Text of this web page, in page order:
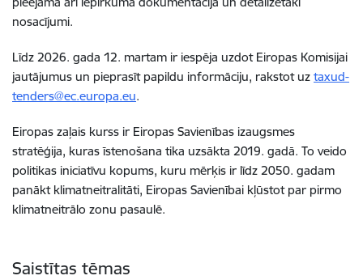
nosacījumi.
Līdz 2026. gada 12. martam ir iespēja uzdot Eiropas Komisijai
jautājumus un pieprasīt papildu informāciju, rakstot uz taxud-
tenders@ec.europa.eu.
Eiropas zaļais kurss ir Eiropas Savienības izaugsmes
stratēģija, kuras īstenošana tika uzsākta 2019. gadā. To veido
politikas iniciatīvu kopums, kuru mērķis ir līdz 2050. gadam
panākt klimatneitralitāti, Eiropas Savienībai kļūstot par pirmo
klimatneitrālo zonu pasaulē.
Saistītas tēmas